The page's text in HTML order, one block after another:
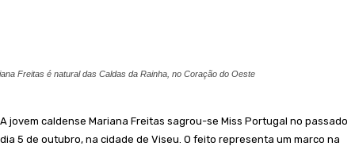
Freitas é natural das Caldas da Rainha, no Coração do Oeste
A jovem caldense Mariana Freitas sagrou-se Miss Portugal no passado
dia 5 de outubro, na cidade de Viseu. O feito representa um marco na